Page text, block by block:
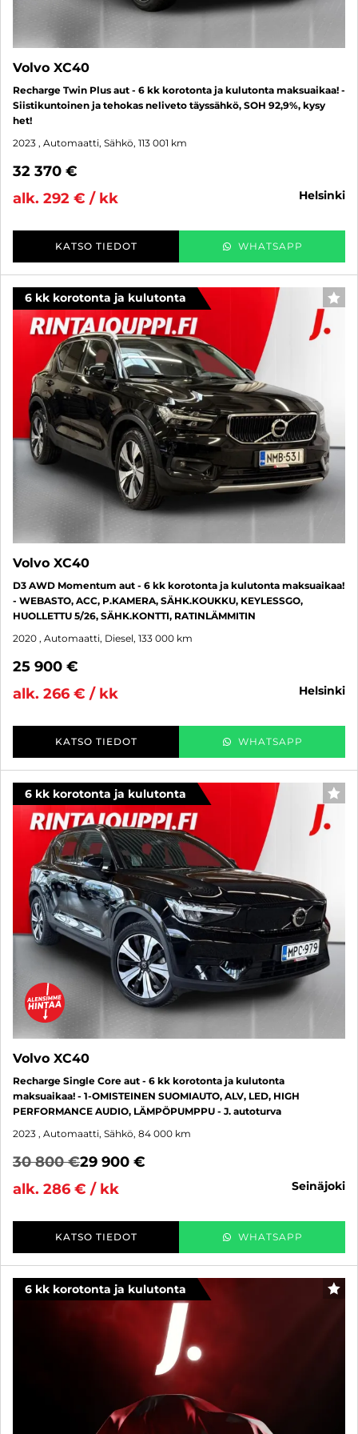
Volvo XC40
Recharge Twin Plus aut - 6 kk korotonta ja kulutonta maksuaikaa! -
Siistikuntoinen ja tehokas neliveto täyssähkö, SOH 92,9%, kysy
het!
2023 , Automaatti, Sähkö, 113 001 km
32 370 €
alk. 292 € / kk
helsinki
KATSO TIEDOT WHATSAPP
6 kk korotonta ja kulutonta
Volvo XC40
D3 AWD Momentum aut - 6 kk korotonta ja kulutonta maksuaikaa!
- WEBASTO, ACC, P.KAMERA, SÄHK.KOUKKU, KEYLESSGO,
HUOLLETTU 5/26, SÄHK.KONTTI, RATINLÄMMITIN
2020 , Automaatti, Diesel, 133 000 km
25 900 €
alk. 266 € / kk
helsinki
KATSO TIEDOT WHATSAPP
6 kk korotonta ja kulutonta
Volvo XC40
Recharge Single Core aut - 6 kk korotonta ja kulutonta
maksuaikaa! - 1-OMISTEINEN SUOMIAUTO, ALV, LED, HIGH
PERFORMANCE AUDIO, LÄMPÖPUMPPU - J. autoturva
2023 , Automaatti, Sähkö, 84 000 km
30 800 €29 900 €
alk. 286 € / kk
seinäjoki
KATSO TIEDOT WHATSAPP
6 kk korotonta ja kulutonta